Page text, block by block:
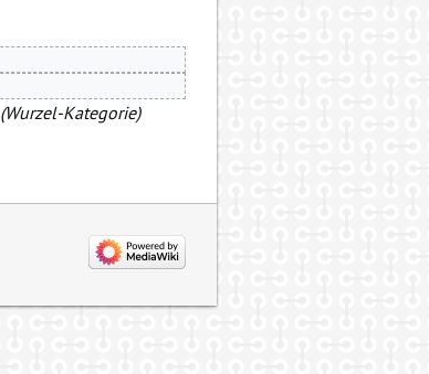
(Wurzel-Kategorie)